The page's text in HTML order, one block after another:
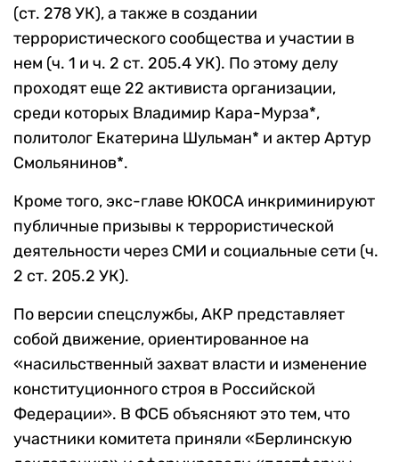
(ст. 278 УК), а также в создании
террористического сообщества и участии в
нем (ч. 1 и ч. 2 ст. 205.4 УК). По этому делу
проходят еще 22 активиста организации,
среди которых Владимир Кара-Мурза*,
политолог Екатерина Шульман* и актер Артур
Смольянинов*.
Кроме того, экс-главе ЮКОСА инкриминируют
публичные призывы к террористической
деятельности через СМИ и социальные сети (ч.
2 ст. 205.2 УК).
По версии спецслужбы, АКР представляет
собой движение, ориентированное на
«насильственный захват власти и изменение
конституционного строя в Российской
Федерации». В ФСБ объясняют это тем, что
участники комитета приняли «Берлинскую